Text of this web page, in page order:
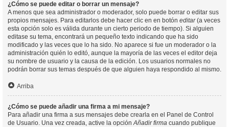
¿Cómo se puede editar o borrar un mensaje?
A menos que sea administrador o moderador, solo puede borrar o editar sus
propios mensajes. Para editarlos debe hacer clic en en botón editar(a veces
esta opción solo es válida durante un cierto periodo de tiempo). Si alguien
editase su tema, encontrará un pequeño texto indicando que ha sido
modificado y las veces que lo ha sido. No aparece si fue un moderador o la
administración quién lo editó, aunque la mayoría de las veces el editor deja
su nombre de usuario y la causa de la edición. Los usuarios normales no
podrán borrar sus temas después de que alguien haya respondido al mismo.
Arriba
¿Cómo se puede añadir una firma a mi mensaje?
Para añadir una firma a sus mensajes debe crearla en el Panel de Control
de Usuario. Una vez creada, active la opciónAñadir firma cuando publique